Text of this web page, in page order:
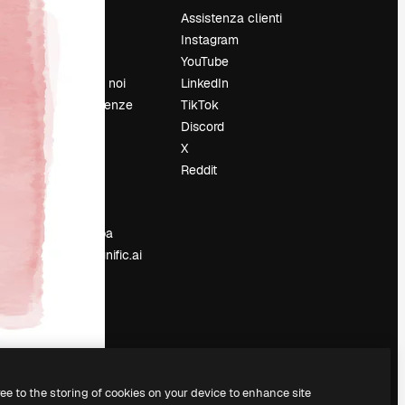
Prezzi
Chi siamo
Recensioni
Lavora con noi
Cerca tendenze
Blog
Eventi
Slidesgo
Vendi i tuoi
contenuti
Sala stampa
Cerchi magnific.ai
Assistenza clienti
Instagram
YouTube
LinkedIn
TikTok
Discord
X
Reddit
to the storing of cookies on your device to enhance site